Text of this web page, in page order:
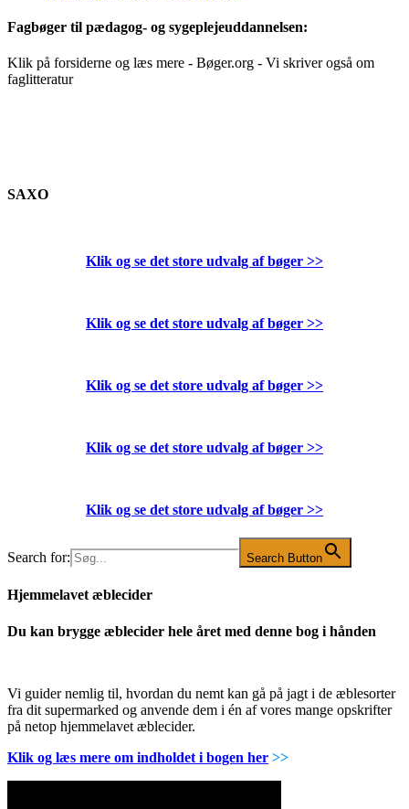
Fagbøger til pædagog- og sygeplejeuddannelsen:
Klik på forsiderne og læs mere - Bøger.org - Vi skriver også om
faglitteratur
SAXO
Klik og se det store udvalg af bøger >>
Klik og se det store udvalg af bøger >>
Klik og se det store udvalg af bøger >>
Klik og se det store udvalg af bøger >>
Klik og se det store udvalg af bøger >>
Search for: Search Button
Hjemmelavet æblecider
Du kan brygge æblecider hele året med denne bog i hånden
Vi guider nemlig til, hvordan du nemt kan gå på jagt i de æblesorter
fra dit supermarked og anvende dem i én af vores mange opskrifter
på netop hjemmelavet æblecider.
Klik og læs mere om indholdet i bogen her >>